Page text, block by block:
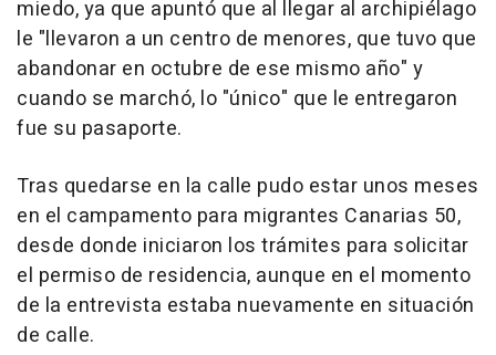
miedo, ya que apuntó que al llegar al archipiélago
le "llevaron a un centro de menores, que tuvo que
abandonar en octubre de ese mismo año" y
cuando se marchó, lo "único" que le entregaron
fue su pasaporte.
Tras quedarse en la calle pudo estar unos meses
en el campamento para migrantes Canarias 50,
desde donde iniciaron los trámites para solicitar
el permiso de residencia, aunque en el momento
de la entrevista estaba nuevamente en situación
de calle.